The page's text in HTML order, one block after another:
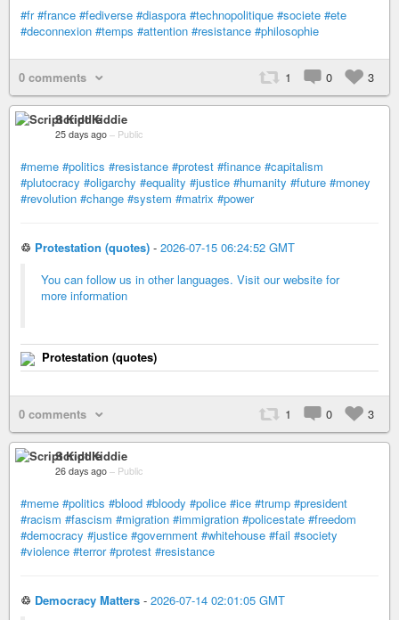
#fr #france #fediverse #diaspora #technopolitique #societe #ete
#deconnexion #temps #attention #resistance #philosophie
0 comments 1 0 3
Script Kiddie
25 days ago – Public
#meme #politics #resistance #protest #finance #capitalism
#plutocracy #oligarchy #equality #justice #humanity #future #money
#revolution #change #system #matrix #power
♲ Protestation (quotes) - 2026-07-15 06:24:52 GMT
You can follow us in other languages. Visit our website for
more information
Protestation (quotes)
0 comments 1 0 3
Script Kiddie
26 days ago – Public
#meme #politics #blood #bloody #police #ice #trump #president
#racism #fascism #migration #immigration #policestate #freedom
#democracy #justice #government #whitehouse #fail #society
#violence #terror #protest #resistance
♲ Democracy Matters - 2026-07-14 02:01:05 GMT